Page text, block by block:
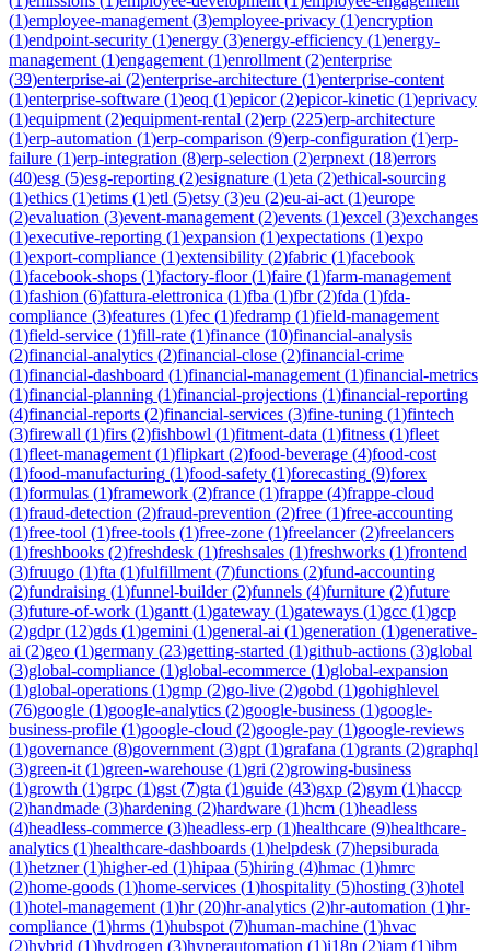
(1)employee-management (3)employee-privacy (1)encryption
(1)endpoint-security (1)energy (3)energy-efficiency (1)energy-
management (1)engagement (1)enrollment (2)enterprise
(39)enterprise-ai (2)enterprise-architecture (1)enterprise-content
(1)enterprise-software (1)eoq (1)epicor(2)epicor-kinetic (1)eprivacy
(1)equipment (2)equipment-rental (2)erp (225)erp-architecture
(1)erp-automation (1)erp-comparison (9)erp-configuration (1)erp-
failure (1)erp-integration (8)erp-selection (2)erpnext (18)errors
(40)esg (5)esg-reporting (2)esignature (1)eta (2)ethical-sourcing
(1)ethics (1)etims (1)etl (5)etsy (3)eu (2)eu-ai-act (1)europe
(2)evaluation (3)event-management (2)events (1)excel (3)exchanges
(1)executive-reporting (1)expansion (1)expectations (1)expo
(1)export-compliance (1)extensibility (2)fabric (1)facebook
(1)facebook-shops (1)factory-floor(1)faire (1)farm-management
(1)fashion (6)fattura-elettronica (1)fba (1)fbr(2)fda (1)fda-
compliance (3)features (1)fec (1)fedramp (1)field-management
(1)field-service (1)fill-rate (1)finance (10)financial-analysis
(2)financial-analytics (2)financial-close (2)financial-crime
(1)financial-dashboard (1)financial-management (1)financial-metrics
(1)financial-planning (1)financial-projections (1)financial-reporting
(4)financial-reports (2)financial-services (3)fine-tuning (1)fintech
(3)firewall (1)firs (2)fishbowl (1)fitment-data (1)fitness (1)fleet
(1)fleet-management (1)flipkart (2)food-beverage (4)food-cost
(1)food-manufacturing (1)food-safety (1)forecasting (9)forex
(1)formulas (1)framework (2)france (1)frappe (4)frappe-cloud
(1)fraud-detection (2)fraud-prevention (2)free (1)free-accounting
(1)free-tool (1)free-tools (1)free-zone (1)freelancer(2)freelancers
(1)freshbooks (2)freshdesk (1)freshsales (1)freshworks (1)frontend
(3)fruugo (1)fta (1)fulfillment (7)functions (2)fund-accounting
(2)fundraising (1)funnel-builder(2)funnels (4)furniture (2)future
(3)future-of-work (1)gantt (1)gateway (1)gateways (1)gcc (1)gcp
(2)gdpr(12)gds (1)gemini (1)general-ai (1)generation (1)generative-
ai (2)geo (1)germany (23)getting-started (1)github-actions (3)global
(3)global-compliance (1)global-ecommerce (1)global-expansion
(1)global-operations (1)gmp (2)go-live (2)gobd (1)gohighlevel
(76)google (1)google-analytics (2)google-business (1)google-
business-profile (1)google-cloud (2)google-pay (1)google-reviews
(1)governance (8)government (3)gpt (1)grafana (1)grants (2)graphql
(3)green-it (1)green-warehouse (1)gri (2)growing-business
(1)growth (1)grpc (1)gst (7)gta (1)guide (43)gxp (2)gym (1)haccp
(2)handmade (3)hardening (2)hardware (1)hcm (1)headless
(4)headless-commerce (3)headless-erp (1)healthcare (9)healthcare-
analytics (1)healthcare-dashboards (1)helpdesk (7)hepsiburada
(1)hetzner(1)higher-ed (1)hipaa (5)hiring (4)hmac (1)hmrc
(2)home-goods (1)home-services (1)hospitality (5)hosting (3)hotel
(1)hotel-management (1)hr(20)hr-analytics (2)hr-automation (1)hr-
compliance (1)hrms (1)hubspot (7)human-machine (1)hvac
(2)hybrid (1)hydrogen (3)hyperautomation (1)i18n (2)iam (1)ibm